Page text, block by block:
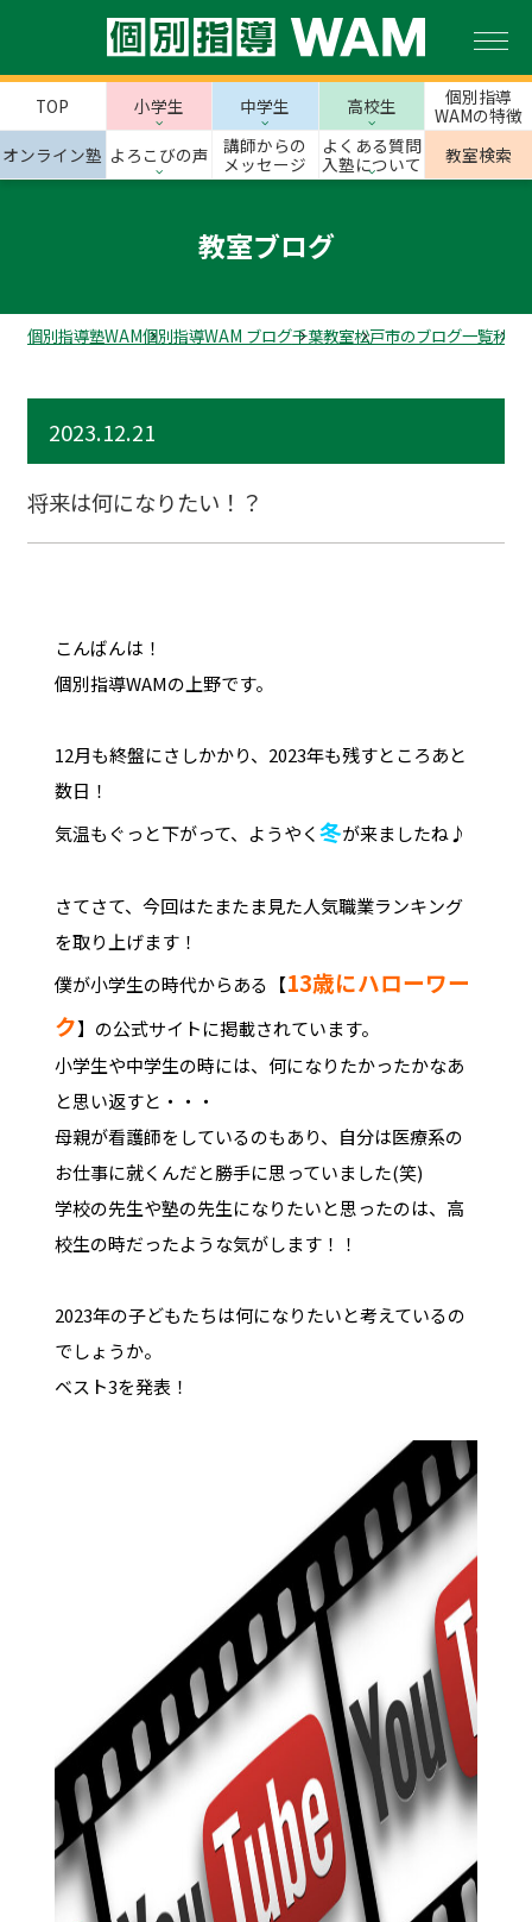
TOP 小学生 中学生 高校生
個別指導
WAMの特徴
オンライン塾 よろこびの声
講師からの
メッセージ
よくある質問
入塾について
教室検索
教室ブログ
個別指導塾WAM個別指導WAM ブログ千葉教室松戸市のブログ一覧秋山
2023.12.21
将来は何になりたい！？
こんばんは！
個別指導WAMの上野です。
12月も終盤にさしかかり、2023年も残すところあと
数日！
気温もぐっと下がって、ようやく冬が来ましたね♪
さてさて、今回はたまたま見た人気職業ランキング
を取り上げます！
僕が小学生の時代からある【13歳にハローワー
ク】の公式サイトに掲載されています。
小学生や中学生の時には、何になりたかったかなあ
と思い返すと・・・
母親が看護師をしているのもあり、自分は医療系の
お仕事に就くんだと勝手に思っていました(笑)
学校の先生や塾の先生になりたいと思ったのは、高
校生の時だったような気がします！！
2023年の子どもたちは何になりたいと考えているの
でしょうか。
ベスト3を発表！